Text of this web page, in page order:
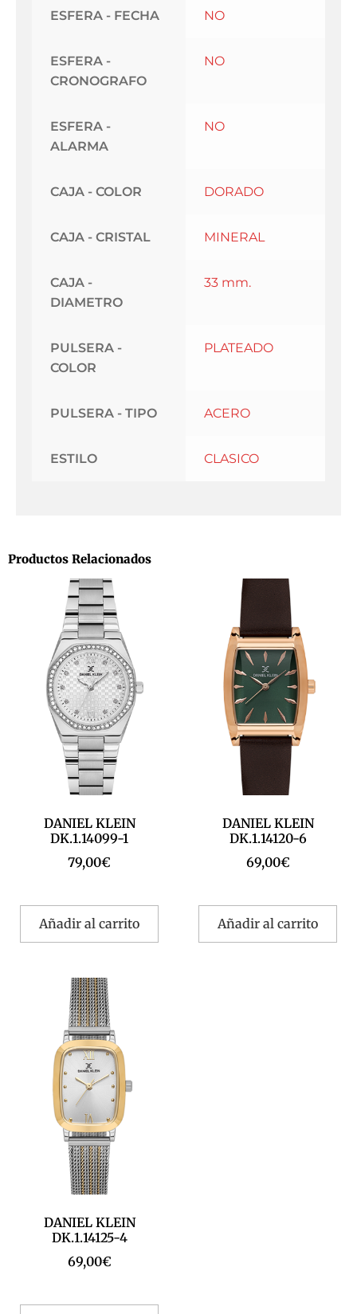
ESFERA - FECHA NO
ESFERA -
CRONOGRAFO
NO
ESFERA -
ALARMA
NO
CAJA - COLOR DORADO
CAJA - CRISTAL MINERAL
CAJA -
DIAMETRO
33 mm.
PULSERA -
COLOR
PLATEADO
PULSERA - TIPO ACERO
ESTILO CLASICO
Productos Relacionados
DANIEL KLEIN
DK.1.14099-1
79,00€
Añadir al carrito
DANIEL KLEIN
DK.1.14120-6
69,00€
Añadir al carrito
DANIEL KLEIN
DK.1.14125-4
69,00€